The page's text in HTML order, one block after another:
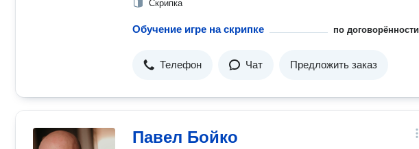
больше База знаний, как в московских и питерских школах Уделим
время как вашим вопросам, так и знаниям, которые будут ждать
вас в следующих классах!
Скрипка
Обучение игре на скрипке по договорённости
Телефон Чат Предложить заказ
Павел Бойко